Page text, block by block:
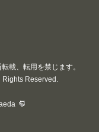
載、転用を禁じます。
Reserved.